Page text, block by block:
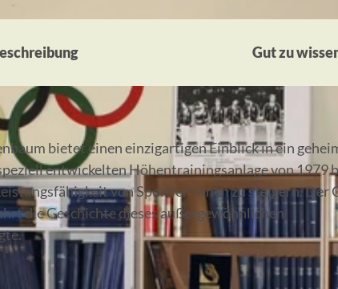
Gut zu
bietet einen einzigartigen Einblick in ein
entwickelten Höhentrainingsanlage von 1979
von Sportler*innen zu steigern. Der
die Geschichte dieses außergewöhnlichen